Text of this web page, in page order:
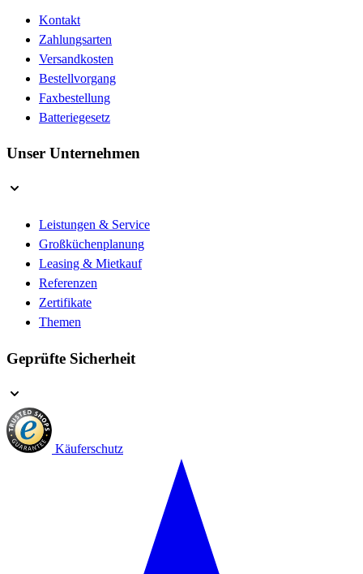
Kontakt
Zahlungsarten
Versandkosten
Bestellvorgang
Faxbestellung
Batteriegesetz
Unser Unternehmen
Leistungen & Service
Großküchenplanung
Leasing & Mietkauf
Referenzen
Zertifikate
Themen
Geprüfte Sicherheit
Käuferschutz